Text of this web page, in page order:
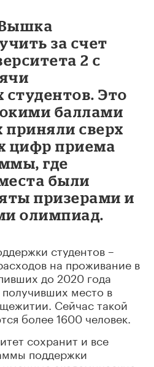
за счет
2 с
студентов. Это
баллами
приняли сверх
цифр приема
где
были
призерами и
олимпиад.
студентов –
на проживание в
до 2020 года
место в
Сейчас такой
более 1600 человек.
сохранит и все
поддержки